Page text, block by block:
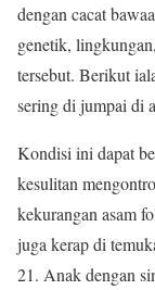
dengan cacat
genetik,
tersebut. Berikut
sering di jumpai di
Kondisi ini dapat
kesulitan
kekurangan asam
juga kerap di
21. Anak dengan